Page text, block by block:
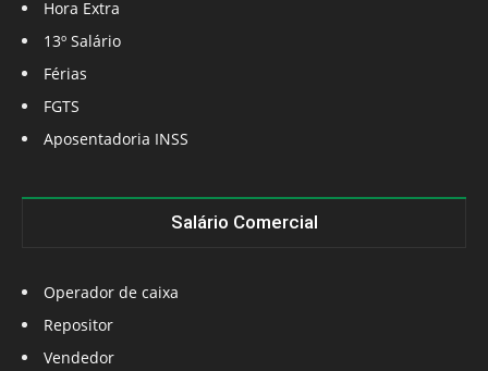
Hora Extra
13º Salário
Férias
FGTS
Aposentadoria INSS
Salário Comercial
Operador de caixa
Repositor
Vendedor